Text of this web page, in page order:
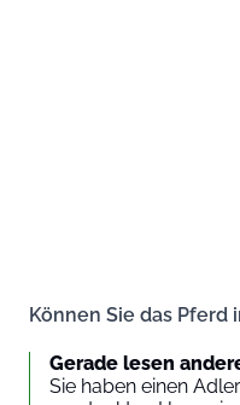
Können Sie das Pferd
Gerade lesen
Sie haben einen